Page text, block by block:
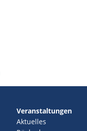
Veranstaltungen
Aktuelles